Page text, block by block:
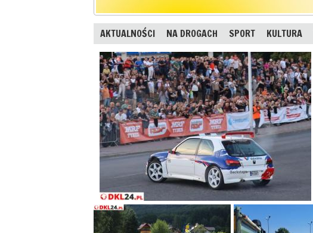
AKTUALNOŚCI NA DROGACH SPORT KULTURA